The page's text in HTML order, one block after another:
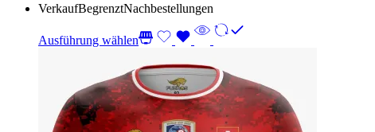
VerkaufBegrenztNachbestellungen
Ausführung wählen